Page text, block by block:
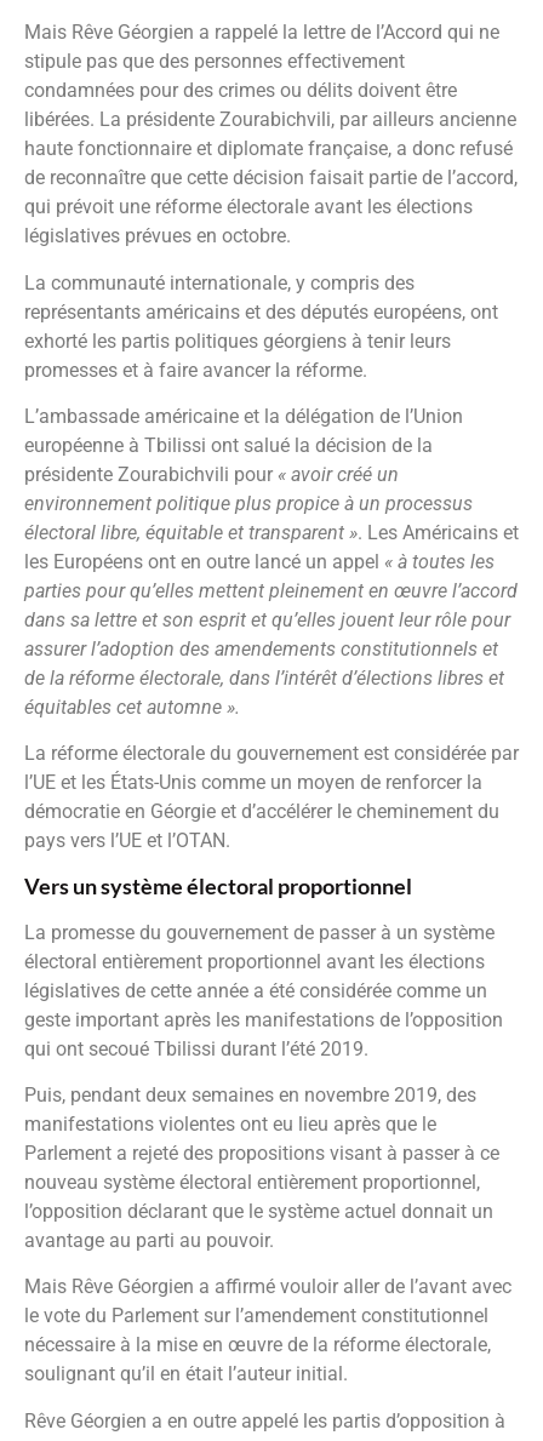
Mais Rêve Géorgien a rappelé la lettre de l’Accord qui ne
stipule pas que des personnes effectivement
condamnées pour des crimes ou délits doivent être
libérées. La présidente Zourabichvili, par ailleurs ancienne
haute fonctionnaire et diplomate française, a donc refusé
de reconnaître que cette décision faisait partie de l’accord,
qui prévoit une réforme électorale avant les élections
législatives prévues en octobre.
La communauté internationale, y compris des
représentants américains et des députés européens, ont
exhorté les partis politiques géorgiens à tenir leurs
promesses et à faire avancer la réforme.
L’ambassade américaine et la délégation de l’Union
européenne à Tbilissi ont salué la décision de la
présidente Zourabichvili pour « avoir créé un
environnement politique plus propice à un processus
électoral libre, équitable et transparent ». Les Américains et
les Européens ont en outre lancé un appel « à toutes les
parties pour qu’elles mettent pleinement en œuvre l’accord
dans sa lettre et son esprit et qu’elles jouent leur rôle pour
assurer l’adoption des amendements constitutionnels et
de la réforme électorale, dans l’intérêt d’élections libres et
équitables cet automne ».
La réforme électorale du gouvernement est considérée par
l’UE et les États-Unis comme un moyen de renforcer la
démocratie en Géorgie et d’accélérer le cheminement du
pays vers l’UE et l’OTAN.
Vers un système électoral proportionnel
La promesse du gouvernement de passer à un système
électoral entièrement proportionnel avant les élections
législatives de cette année a été considérée comme un
geste important après les manifestations de l’opposition
qui ont secoué Tbilissi durant l’été 2019.
Puis, pendant deux semaines en novembre 2019, des
manifestations violentes ont eu lieu après que le
Parlement a rejeté des propositions visant à passer à ce
nouveau système électoral entièrement proportionnel,
l’opposition déclarant que le système actuel donnait un
avantage au parti au pouvoir.
Mais Rêve Géorgien a affirmé vouloir aller de l’avant avec
le vote du Parlement sur l’amendement constitutionnel
nécessaire à la mise en œuvre de la réforme électorale,
soulignant qu’il en était l’auteur initial.
Rêve Géorgien a en outre appelé les partis d’opposition à